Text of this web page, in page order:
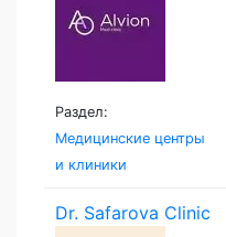
Раздел:
Медицинские центры
и клиники
Dr. Safarova Clinic